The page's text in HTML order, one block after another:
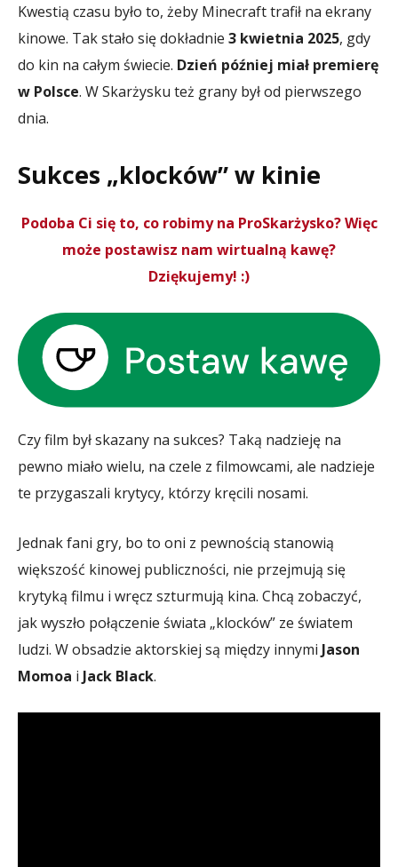
Kwestią czasu było to, żeby Minecraft trafił na ekrany
kinowe. Tak stało się dokładnie 3 kwietnia 2025, gdy
do kin na całym świecie. Dzień później miał premierę
w Polsce. W Skarżysku też grany był od pierwszego
dnia.
Sukces „klocków” w kinie
Podoba Ci się to, co robimy na ProSkarżysko? Więc
może postawisz nam wirtualną kawę?
Dziękujemy! :)
Czy film był skazany na sukces? Taką nadzieję na
pewno miało wielu, na czele z filmowcami, ale nadzieje
te przygaszali krytycy, którzy kręcili nosami.
Jednak fani gry, bo to oni z pewnością stanowią
większość kinowej publiczności, nie przejmują się
krytyką filmu i wręcz szturmują kina. Chcą zobaczyć,
jak wyszło połączenie świata „klocków” ze światem
ludzi. W obsadzie aktorskiej są między innymi Jason
Momoa i Jack Black.